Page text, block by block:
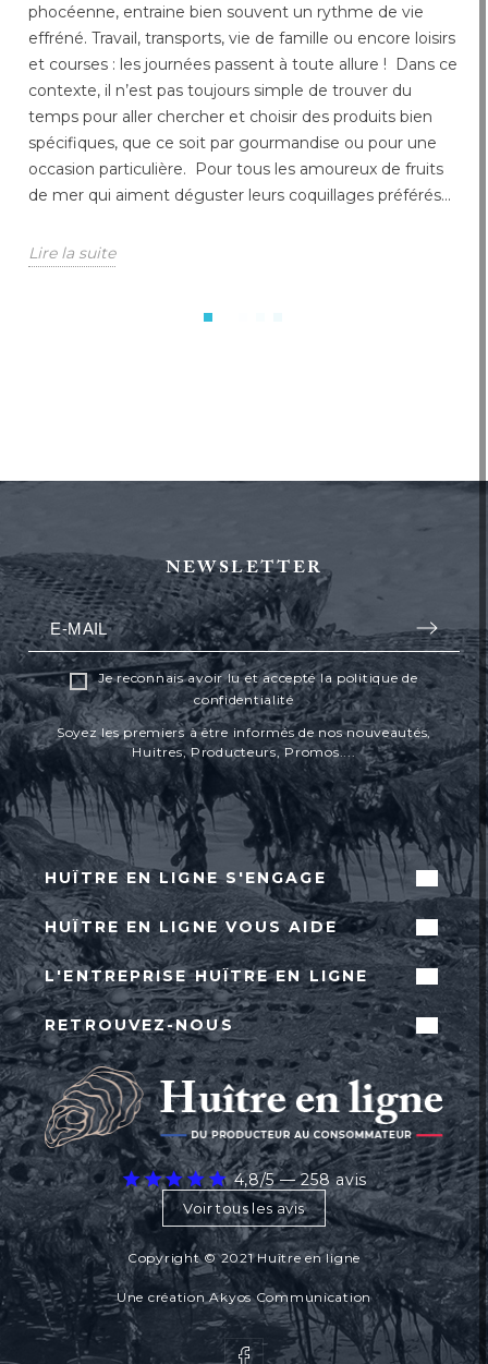
phocéenne, entraine bien souvent un rythme de vie
effréné. Travail, transports, vie de famille ou encore loisirs
et courses : les journées passent à toute allure ! Dans ce
contexte, il n’est pas toujours simple de trouver du
temps pour aller chercher et choisir des produits bien
spécifiques, que ce soit par gourmandise ou pour une
occasion particulière. Pour tous les amoureux de fruits
de mer qui aiment déguster leurs coquillages préférés...
Lire la suite
NEWSLETTER
Je reconnais avoir lu et accepté la politique de
confidentialité
Soyez les premiers à être informés de nos nouveautés,
Huitres, Producteurs, Promos....
HUÎTRE EN LIGNE S'ENGAGE
Livraison et fraîcheur
Des produits de qualités
Nos services
Paiement en ligne en confiance
HUÎTRE EN LIGNE VOUS AIDE
Nos produits
Espace Pro
Blog
Blog recettes
Nous contacter
Plan du site
L'ENTREPRISE HUÎTRE EN LIGNE
Qui sommes-nous ?
Mentions Légales
Nos partenaires
Respect de la vie privée
Conditions générales de vente
Avis
RETROUVEZ-NOUS
Facebook Huître en ligne
4,8/5 — 258 avis
Voir tous les avis
Copyright © 2021 Huître en ligne
Une créationAkyos Communication